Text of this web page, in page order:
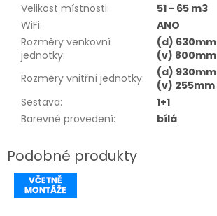
Velikost místnosti:
51 - 65 m3
WiFi:
ANO
Rozměry venkovní
jednotky:
(d)
(v) 800mm
Rozměry vnitřní jednotky:
(d)
(v) 255mm
Sestava:
1+1
Barevné provedení: bílá